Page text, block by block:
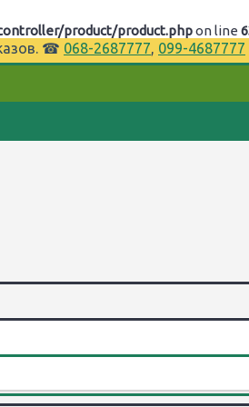
product/product.phpon line
☎ 068-2687777, 099-4687777